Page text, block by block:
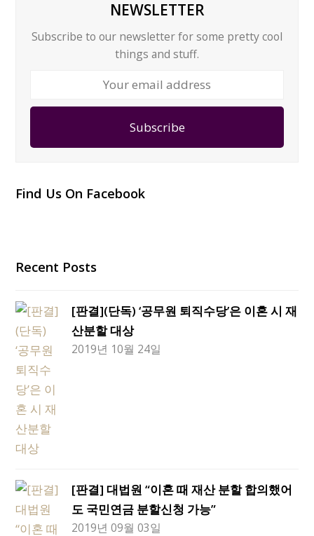
NEWSLETTER
Subscribe to our newsletter for some pretty cool
things and stuff.
Subscribe
Find Us On Facebook
Recent Posts
[판결](단독) ‘공무원 퇴직수당’은 이혼 시 재
산분할 대상
2019년 10월 24일
[판결] 대법원 “이혼 때 재산 분할 합의했어
도 국민연금 분할신청 가능”
2019년 09월 03일